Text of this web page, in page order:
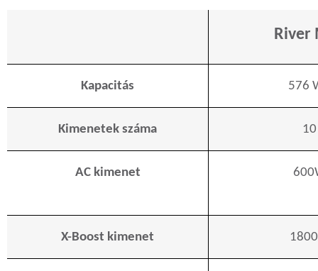
River
Kapacitás 576
Kimenetek száma 10
AC kimenet
X-Boost kimenet